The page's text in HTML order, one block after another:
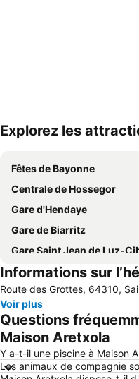
Explorez les
Fêtes de Bayonne
Centrale de Hossegor
Gare d'Hendaye
Gare de Biarritz
Gare Saint Jean de Luz-
Le Petit Train de La Rhune
Port des Landes
Centro
Plage du Port Vieux
De la Concha
Aéroport de Saint-
Informations sur
Route des Grottes, 64310,
Voir plus
Questions
Maison Aretxola
Y a-t-il une piscine à Maison
Les animaux de compagnie